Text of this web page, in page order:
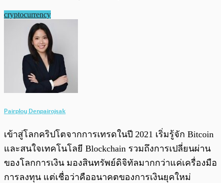
cryptocurrency
Pairploy Denpairojsak
เข้าสู่โลกคริปโตจากการเทรดในปี 2021 เริ่มรู้จัก Bitcoin
และสนใจเทคโนโลยี Blockchain รวมถึงการเปลี่ยนผ่าน
ของโลกการเงิน มองสินทรัพย์ดิจิทัลมากกว่าแค่เครื่องมือ
การลงทุน แต่เชื่อว่าคืออนาคตของการเงินยุคใหม่